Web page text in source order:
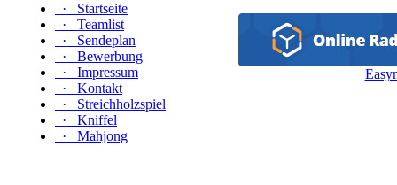
·
Startseite
·
Teamlist
·
Sendeplan
·
Bewerbung
·
Impressum
·
Kontakt
·
Streichholzspiel
·
Kniffel
·
Mahjong